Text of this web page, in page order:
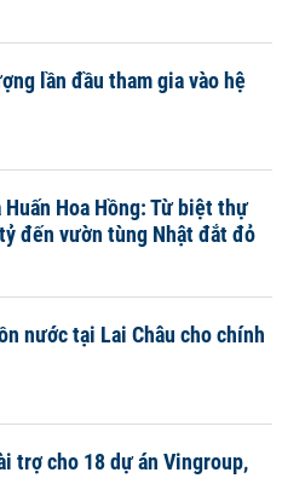
lần đầu tham gia vào hệ
Hoa Hồng: Từ biệt thự
đến vườn tùng Nhật đắt đỏ
nước tại Lai Châu cho chính
trợ cho 18 dự án Vingroup,